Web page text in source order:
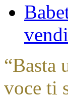
“Basta
voce ti